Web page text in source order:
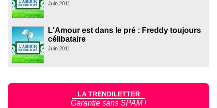
Juin 2011
L'Amour est dans le pré : Freddy toujours
célibataire
Juin 2011
LA TRENDILETTER
Garantie sans SPAM !